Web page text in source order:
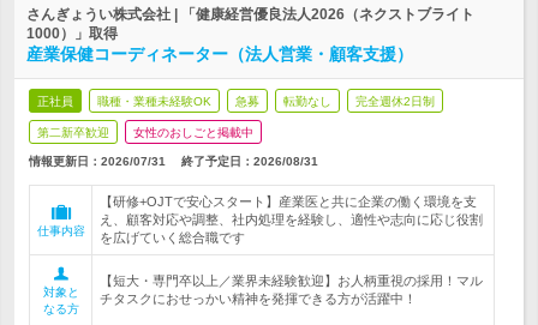
さんぎょうい株式会社 | 「健康経営優良法人2026（ネクストブライト
1000）」取得
産業保健コーディネーター（法人営業・顧客支援）
正社員 職種・業種未経験OK 急募 転勤なし 完全週休2日制
第二新卒歓迎 女性のおしごと掲載中
情報更新日：2026/07/31 終了予定日： 2026/08/31
仕事内容
【研修+OJTで安心スタート】産業医と共に企業の働く環境を支
え、顧客対応や調整、社内処理を経験し、適性や志向に応じ役割
を広げていく総合職です
対象と
なる方
【短大・専門卒以上／業界未経験歓迎】お人柄重視の採用！マル
チタスクにおせっかい精神を発揮できる方が活躍中！